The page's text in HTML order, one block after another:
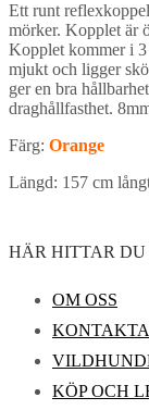
Ett runt
mörker. Kopplet är
Kopplet kommer i
mjukt och ligger
ger en bra
draghållfasthet.
Färg: Orange
Längd: 157 cm
HÄR HITTAR DU
OM OSS
KONTAKTA
KÖP OCH